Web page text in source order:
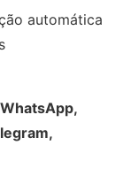
automática
WhatsApp,